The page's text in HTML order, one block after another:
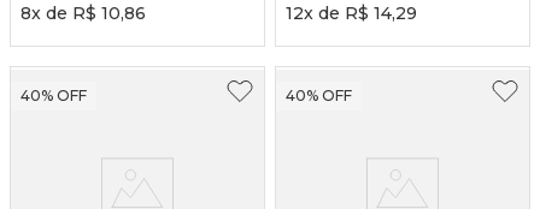
8x de R$ 10,86
12x de R$ 14,29
40% OFF 40% OFF